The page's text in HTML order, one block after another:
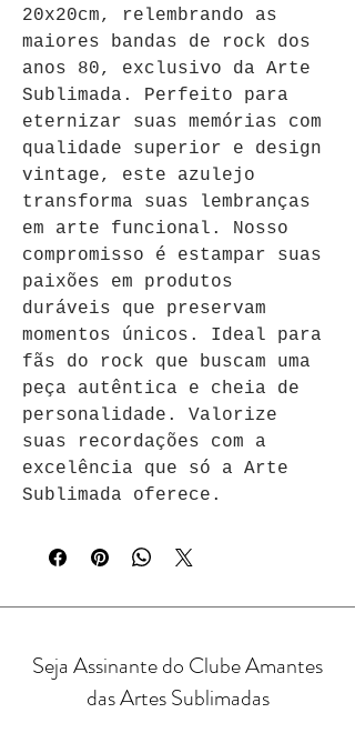
20x20cm, relembrando as
maiores bandas de rock dos
anos 80, exclusivo da Arte
Sublimada. Perfeito para
eternizar suas memórias com
qualidade superior e design
vintage, este azulejo
transforma suas lembranças
em arte funcional. Nosso
compromisso é estampar suas
paixões em produtos
duráveis que preservam
momentos únicos. Ideal para
fãs do rock que buscam uma
peça autêntica e cheia de
personalidade. Valorize
suas recordações com a
excelência que só a Arte
Sublimada oferece.
Seja Assinante do Clube Amantes
das Artes Sublimadas